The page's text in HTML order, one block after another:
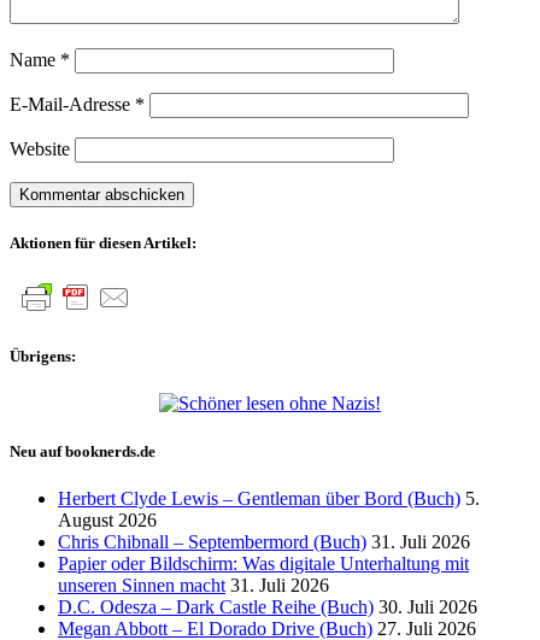
Name *
E-Mail-Adresse *
Website
Aktionen für diesen Artikel:
Übrigens:
Neu auf booknerds.de
Herbert Clyde Lewis – Gentleman über Bord (Buch) 5.
August 2026
Chris Chibnall – Septembermord (Buch) 31. Juli 2026
Papier oder Bildschirm: Was digitale Unterhaltung mit
unseren Sinnen macht 31. Juli 2026
D.C. Odesza – Dark Castle Reihe (Buch) 30. Juli 2026
Megan Abbott – El Dorado Drive (Buch) 27. Juli 2026